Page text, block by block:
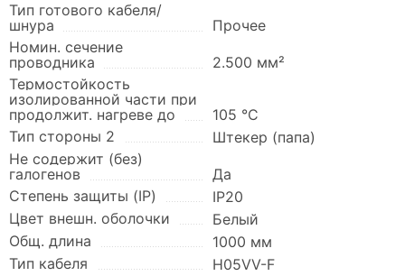
Тип готового кабеля/
шнура
Прочее
Номин. сечение
проводника
2.500 мм²
Термостойкость
изолированной части при
продолжит. нагреве до
105 °C
Тип стороны 2
Штекер (папа)
Не содержит (без)
галогенов
Да
Степень защиты (IP)
IP20
Цвет внешн. оболочки
Белый
Общ. длина
1000 мм
Тип кабеля
H05VV-F